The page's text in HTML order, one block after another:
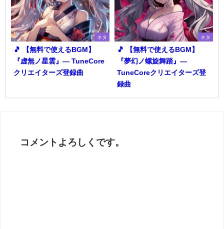
ネタ
🎵 【無料で使えるBGM】
『虚無ノ星雲』― TuneCore
クリエイターズ登録曲
ネタ
🎵 【無料で使えるBGM】
『夢幻ノ螺旋舞踏』―
TuneCoreクリエイターズ登
録曲
コメントよろしくです。